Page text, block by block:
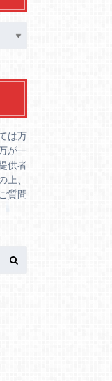
は万
が一
供者
上、
質問